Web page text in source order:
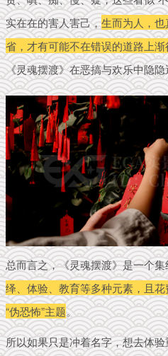
实在在的害人害己，生而为人，
省，才有可能不在错误的道路上
《灵魂摆渡》在恶搞与欢乐中隐隐
总而言之，《灵魂摆渡》是一个集
绎、体验、教育等多种元素，且
“伪恐怖”主题。
所以如果只是冲着名字，想去体